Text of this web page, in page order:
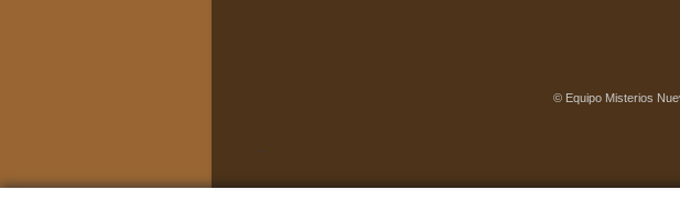
© Equipo Misterios